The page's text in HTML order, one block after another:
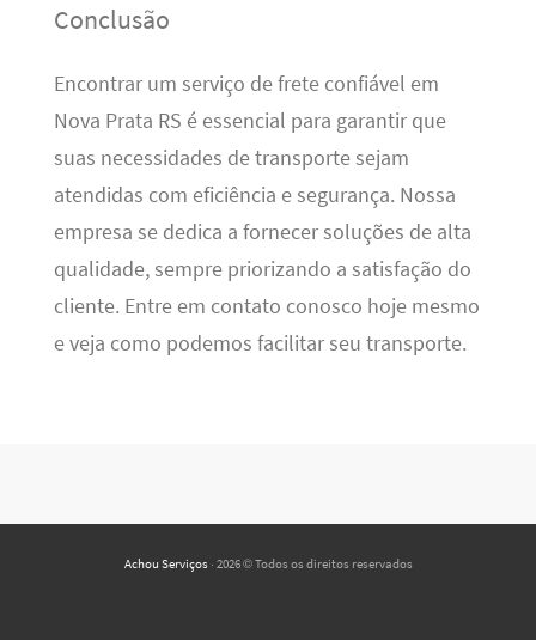
Conclusão
Encontrar um serviço de frete confiável em
Nova Prata RS é essencial para garantir que
suas necessidades de transporte sejam
atendidas com eficiência e segurança. Nossa
empresa se dedica a fornecer soluções de alta
qualidade, sempre priorizando a satisfação do
cliente. Entre em contato conosco hoje mesmo
e veja como podemos facilitar seu transporte.
Achou Serviços· 2026 © Todos os direitos reservados